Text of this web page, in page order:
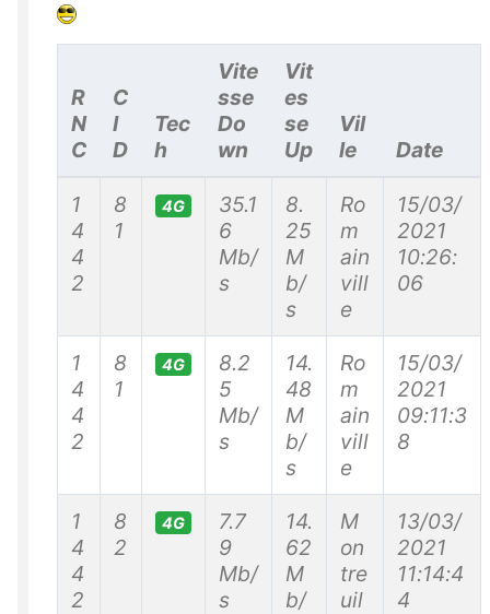
R
N
C
C
I
D
Tec
h
Vite
sse
Do
wn
Vit
es
se
Up
Vil
le
Date
1
4
4
2
8
1
4G
35.1
6
Mb/
s
8.
25
M
b/
s
Ro
m
ain
vill
e
15/03/
2021
10:26:
06
1
4
4
2
8
1
4G
8.2
5
Mb/
s
14.
48
M
b/
s
Ro
m
ain
vill
e
15/03/
2021
09:11:3
8
1
4
4
2
8
2
4G
7.7
9
Mb/
s
14.
62
M
b/
M
on
tre
uil
13/03/
2021
11:14:4
4